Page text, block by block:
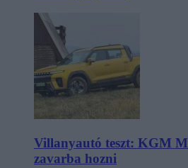
Villanyautó teszt: KGM
zavarba hozni